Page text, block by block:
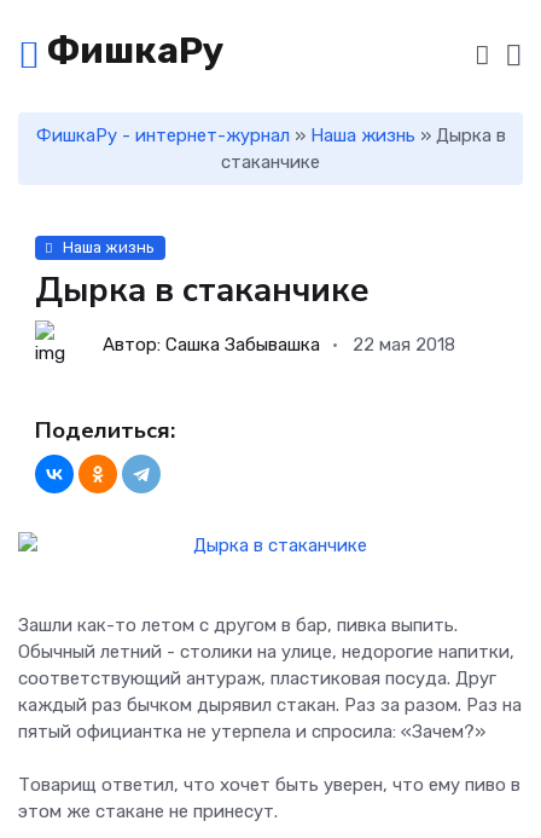
ФишкаРу
ФишкаРу - интернет-журнал » Наша жизнь » Дырка в
стаканчике
Наша жизнь
Дырка в стаканчике
Автор: Сашка Забывашка 22 мая 2018
Поделиться:
Зашли как-то летом с другом в бар, пивка выпить.
Обычный летний - столики на улице, недорогие напитки,
соответствующий антураж, пластиковая посуда. Друг
каждый раз бычком дырявил стакан. Раз за разом. Раз на
пятый официантка не утерпела и спросила: «Зачем?»
Товарищ ответил, что хочет быть уверен, что ему пиво в
этом же стакане не принесут.